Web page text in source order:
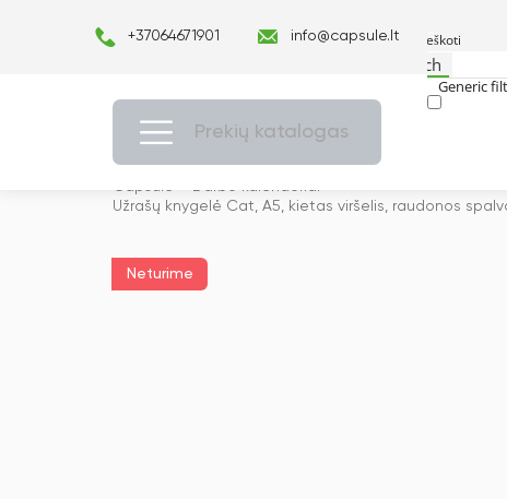
+37064671901 info@capsule.lt
Search
Generic
Prekių katalogas
Capsulė Darbo kalendoriai
Užrašų knygelė Cat, A5, kietas viršelis, raudonos
Neturime